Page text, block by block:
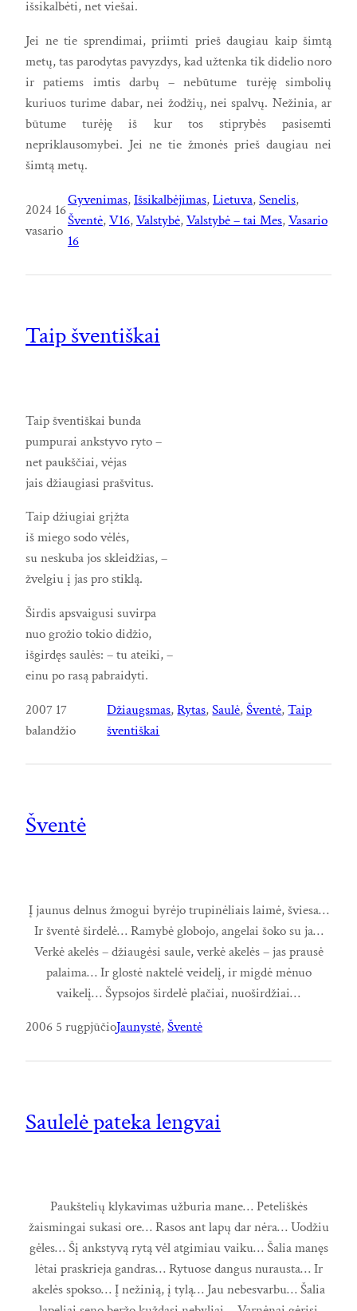
išsikalbėti, net viešai.
Jei ne tie sprendimai, priimti prieš daugiau kaip šimtą
metų, tas parodytas pavyzdys, kad užtenka tik didelio noro
ir patiems imtis darbų – nebūtume turėję simbolių
kuriuos turime dabar, nei žodžių, nei spalvų. Nežinia, ar
būtume turėję iš kur tos stiprybės pasisemti
nepriklausomybei. Jei ne tie žmonės prieš daugiau nei
šimtą metų.
2024 16
vasario
Gyvenimas, Išsikalbėjimas, Lietuva, Senelis,
Šventė, V16, Valstybė, Valstybė – tai Mes, Vasario
16
Taip šventiškai
Taip šventiškai bunda
pumpurai ankstyvo ryto –
net paukščiai, vėjas
jais džiaugiasi prašvitus.
Taip džiugiai grįžta
iš miego sodo vėlės,
su neskuba jos skleidžias, –
žvelgiu į jas pro stiklą.
Širdis apsvaigusi suvirpa
nuo grožio tokio didžio,
išgirdęs saulės: – tu ateiki, –
einu po rasą pabraidyti.
2007 17
balandžio
Džiaugsmas, Rytas, Saulė, Šventė, Taip
šventiškai
Šventė
Į jaunus delnus žmogui byrėjo trupinėliais laimė, šviesa…
Ir šventė širdelė… Ramybė globojo, angelai šoko su ja…
Verkė akelės – džiaugėsi saule, verkė akelės – jas prausė
palaima… Ir glostė naktelė veidelį, ir migdė mėnuo
vaikelį… Šypsojos širdelė plačiai, nuoširdžiai…
2006 5 rugpjūčioJaunystė, Šventė
Saulelė pateka lengvai
Paukštelių klykavimas užburia mane… Peteliškės
žaismingai sukasi ore… Rasos ant lapų dar nėra… Uodžiu
gėles… Šį ankstyvą rytą vėl atgimiau vaiku… Šalia manęs
lėtai praskrieja gandras… Rytuose dangus nurausta… Ir
akelės spokso… Į nežinią, į tylą… Jau nebesvarbu… Šalia